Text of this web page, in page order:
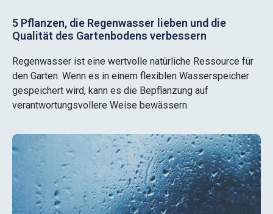
5 Pflanzen, die Regenwasser lieben und die
Qualität des Gartenbodens verbessern
Regenwasser ist eine wertvolle natürliche Ressource für
den Garten. Wenn es in einem flexiblen Wasserspeicher
gespeichert wird, kann es die Bepflanzung auf
verantwortungsvollere Weise bewässern